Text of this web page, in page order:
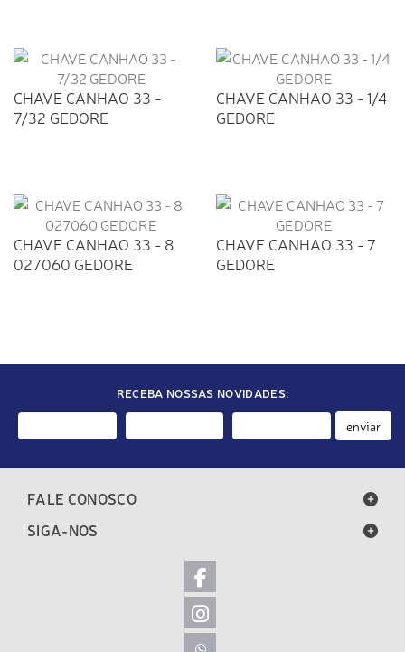
CHAVE CANHAO 33 -
7/32 GEDORE
CHAVE CANHAO 33 - 1/4
GEDORE
CHAVE CANHAO 33 - 8
027060 GEDORE
CHAVE CANHAO 33 - 7
GEDORE
RECEBA NOSSAS NOVIDADES:
enviar
FALE CONOSCO
SIGA-NOS